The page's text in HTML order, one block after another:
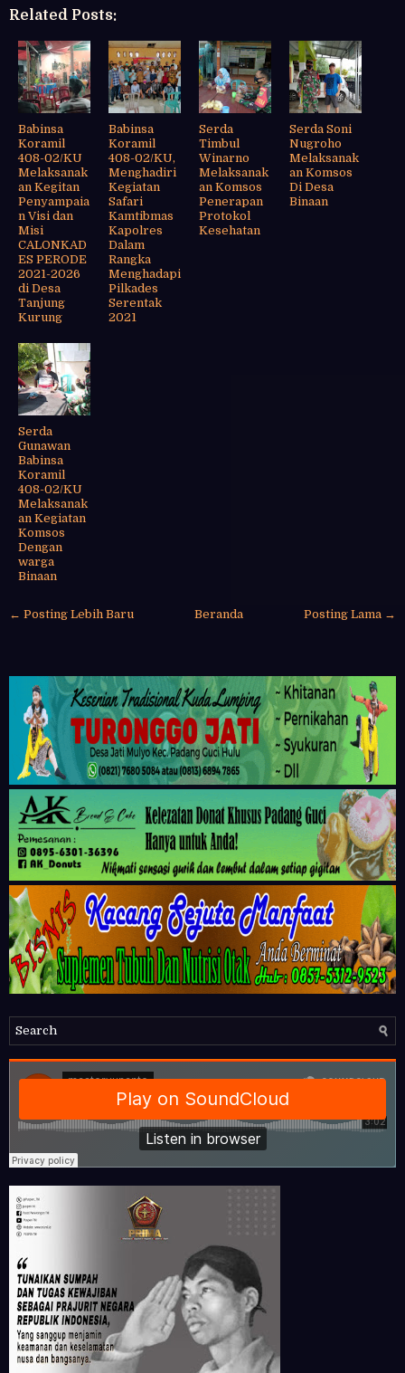
Related Posts:
Babinsa
Koramil
408-02/KU
Melaksanak
an Kegitan
Penyampaia
n Visi dan
Misi
CALONKAD
ES PERODE
2021-2026
di Desa
Tanjung
Kurung
Babinsa
Koramil
408-02/KU,
Menghadiri
Kegiatan
Safari
Kamtibmas
Kapolres
Dalam
Rangka
Menghadapi
Pilkades
Serentak
2021
Serda
Timbul
Winarno
Melaksanak
an Komsos
Penerapan
Protokol
Kesehatan
Serda Soni
Nugroho
Melaksanak
an Komsos
Di Desa
Binaan
Serda
Gunawan
Babinsa
Koramil
408-02/KU
Melaksanak
an Kegiatan
Komsos
Dengan
warga
Binaan
← Posting Lebih Baru Posting Lama →
Beranda